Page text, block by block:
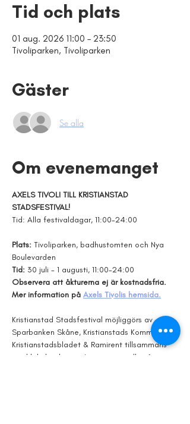
Tid och plats
01 aug. 2026 11:00 – 23:50
Tivoliparken, Tivoliparken
Gäster
Se alla
Om evenemanget
AXELS TIVOLI TILL KRISTIANSTAD
STADSFESTIVAL!
Tid: Alla festivaldagar, 11:00-24:00
Plats: Tivoliparken, badhustomten och Nya
Boulevarden
Tid: 30 juli - 1 augusti, 11:00-24:00
Observera att åkturerna ej är kostnadsfria.
Mer information på Axels Tivolis hemsida.
Kristianstad Stadsfestival möjliggörs av
Sparbanken Skåne, Kristianstads Kommun,
Kristianstadsbladet & Ramirent tillsammans
med lokala aktörer. Läs mer om alla våra